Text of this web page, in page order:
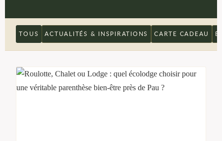
TOUS ACTUALITÉS & INSPIRATIONS CARTE CADEAU